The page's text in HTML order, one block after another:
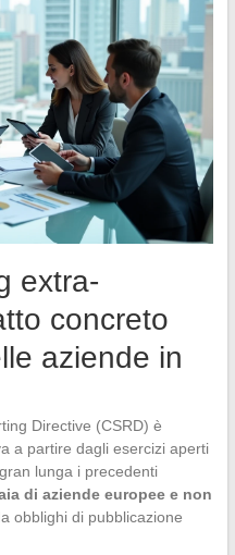
extra-
concreto
aziende in
Directive (CSRD) è
a partire dagli esercizi aperti
lunga i precedenti
di aziende europee e non
obblighi di pubblicazione